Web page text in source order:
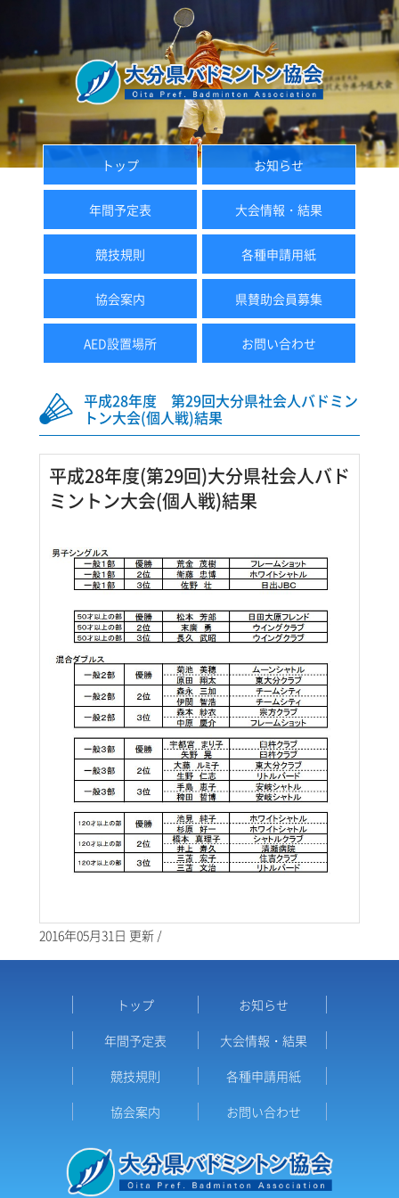
トップ お知らせ
年間予定表 大会情報・結果
競技規則 各種申請用紙
協会案内 県賛助会員募集
AED設置場所 お問い合わせ
平成28年度 第29回大分県社会人バドミン
トン大会(個人戦)結果
平成28年度(第29回)大分県社会人バド
ミントン大会(個人戦)結果
2016年05月31日 更新 /
トップ
お知らせ
年間予定表
大会情報・結果
競技規則
各種申請用紙
協会案内
お問い合わせ